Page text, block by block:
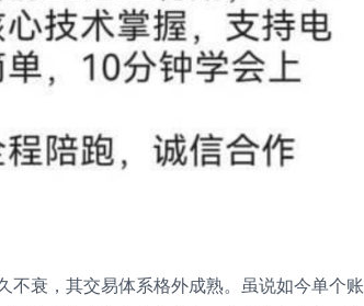
不衰，其交易体系格外成熟。虽说如今单个账